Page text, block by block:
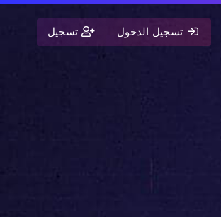
تسجيل الدخول تسجيل